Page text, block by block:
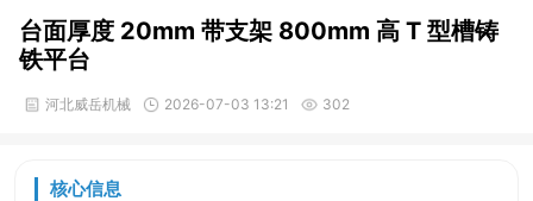
台面厚度 20mm 带支架 800mm 高 T 型槽铸
铁平台
河北威岳机械 2026-07-03 13:21 302
核心信息